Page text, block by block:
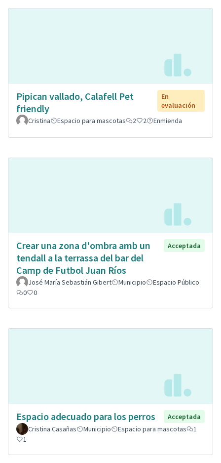
Pipican vallado, Calafell Pet
friendly
En
evaluación
Cristina
Espacio para mascotas 2 2 Enmienda
Crear una zona d'ombra amb un
tendall a la terrassa del bar del
Camp de Futbol Juan Ríos
Acceptada
José María Sebastián Gibert Municipio
Espacio Público
0
0
Espacio adecuado para los perros
Acceptada
Cristina Casañas
Municipio Espacio para mascotas
1
1